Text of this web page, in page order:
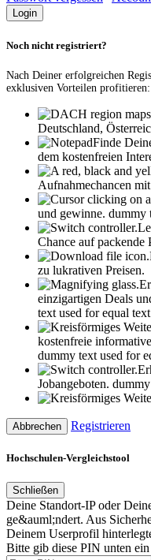
Noch nicht registriert?
Nach Deiner erfolgreichen
exklusiven Vorteilen profitieren:
Deutschland,
Finde
dem kostenfreien
Aufnahmechancen
und gewinne. dummy
Chance auf packende
zu lukrativen Preisen.
einzigartigen Deals
text used for equal
kostenfreie
dummy text used for
Jobangeboten.
Abbrechen Registrieren
Hochschulen-Vergleichstool
Schließen
Deine Standort-IP oder
ge&auml;ndert. Aus
Deinem Userprofil
Bitte gib diese PIN unten